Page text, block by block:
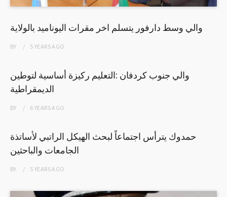
والي وسط دارفور يتسلم اخر مقرات اليوناميد بالولاية
BY 5 YEARSAGO
والي جنوب كردفان :التعليم ركيزة أساسية لتوطين
الديمقراطية
BY 6 YEARSAGO
حمدوك يترأس اجتماعاً لبحث الهيكل الراتبي لأساتذة
الجامعات والباحثين
BY 5 YEARSAGO